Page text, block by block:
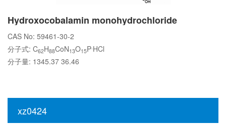
Hydroxocobalamin monohydrochloride
CAS No: 59461-30-2
分子式: C62H88CoN13O15P HCl
分子量: 1345.37 36.46
xz0424